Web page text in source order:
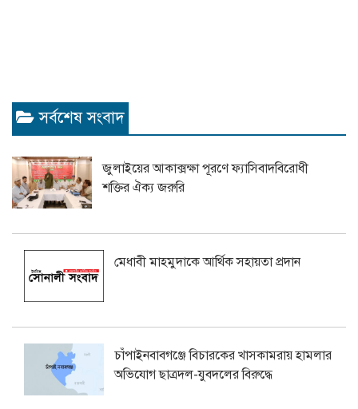
সর্বশেষ সংবাদ
জুলাইয়ের আকাক্সক্ষা পূরণে ফ্যাসিবাদবিরোধী
শক্তির ঐক্য জরুরি
মেধাবী মাহমুদাকে আর্থিক সহায়তা প্রদান
চাঁপাইনবাবগঞ্জে বিচারকের খাসকামরায় হামলার
অভিযোগ ছাত্রদল-যুবদলের বিরুদ্ধে